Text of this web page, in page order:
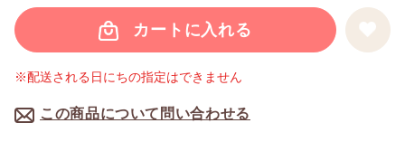
カートに入れる
この商品について問い合わせる
※配送される日にちの指定はできません